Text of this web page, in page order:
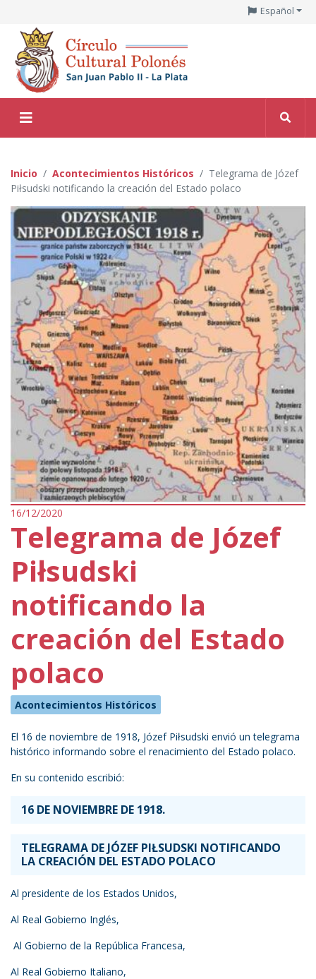
Español
Inicio Acontecimientos Históricos
Telegrama de Józef
Piłsudski notificando la creación del Estado polaco
16/12/2020
Telegrama de Józef
Piłsudski
notificando la
creación del Estado
polaco
Acontecimientos Históricos
El 16 de noviembre de 1918, Józef Piłsudski envió un telegrama
histórico informando sobre el renacimiento del Estado polaco.
En su contenido escribió:
16 DE NOVIEMBRE DE 1918.
TELEGRAMA DE JÓZEF PIŁSUDSKI NOTIFICANDO
LA CREACIÓN DEL ESTADO POLACO
Al presidente de los Estados Unidos,
Al Real Gobierno Inglés,
Al Gobierno de la República Francesa,
Al Real Gobierno Italiano,